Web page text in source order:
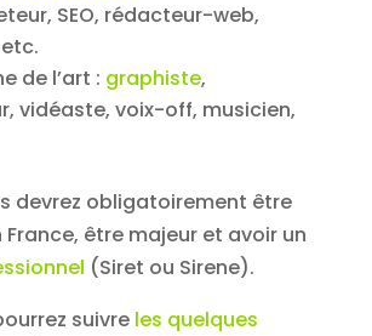
SEO, rédacteur-web,
de l’art : graphiste,
vidéaste, voix-off, musicien,
devrez obligatoirement être
être majeur et avoir un
(Siret ou Sirene).
suivre les quelques